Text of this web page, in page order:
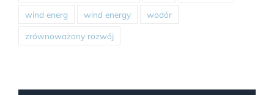
wind energ wind energy wodór
zrównoważony rozwój